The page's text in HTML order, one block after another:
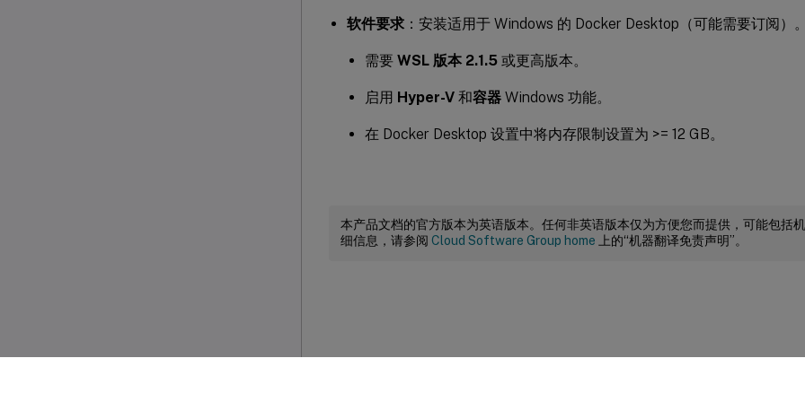
软件要求 ：安装适用于 Windows 的 Docker Desktop（可能需要订阅）。
需要 WSL 版本 2.1.5 或更高版本。
启用 Hyper-V 和容器 Windows 功能。
在 Docker Desktop 设置中将内存限制设置为 >= 12 GB。
本产品文档的官方版本为英语版本。任何非英语版本仅为方便您而提供，可能包括
细信息，请参阅 Cloud Software Group home 上的“机器翻译免责声明”。